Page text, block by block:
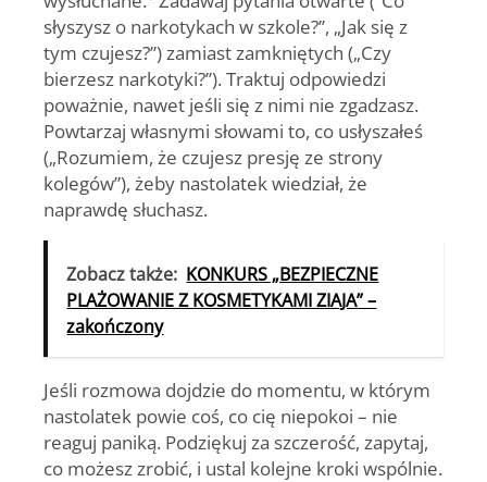
słyszysz o narkotykach w szkole?”, „Jak się z
tym czujesz?”) zamiast zamkniętych („Czy
bierzesz narkotyki?”). Traktuj odpowiedzi
poważnie, nawet jeśli się z nimi nie zgadzasz.
Powtarzaj własnymi słowami to, co usłyszałeś
(„Rozumiem, że czujesz presję ze strony
kolegów”), żeby nastolatek wiedział, że
naprawdę słuchasz.
Zobacz także: KONKURS „BEZPIECZNE
PLAŻOWANIE Z KOSMETYKAMI ZIAJA” –
zakończony
Jeśli rozmowa dojdzie do momentu, w którym
nastolatek powie coś, co cię niepokoi – nie
reaguj paniką. Podziękuj za szczerość, zapytaj,
co możesz zrobić, i ustal kolejne kroki wspólnie.